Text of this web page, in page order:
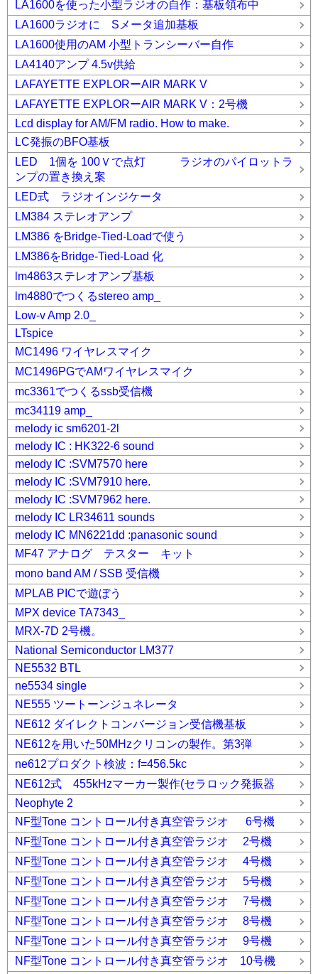
LA1600を使った小型ラジオの自作：基板領布中
LA1600ラジオに Sメータ追加基板
LA1600使用のAM 小型トランシーバー自作
LA4140アンプ 4.5v供給
LAFAYETTE EXPLORーAIR MARK V
LAFAYETTE EXPLORーAIR MARK V：2号機
Lcd display for AM/FM radio. How to make.
LC発振のBFO基板
LED 1個を 100Ｖで点灯 ラジオのパイロットラ
ンプの置き換え案
LED式 ラジオインジケータ
LM384 ステレオアンプ
LM386 をBridge-Tied-Loadで使う
LM386をBridge-Tied-Load 化
lm4863ステレオアンプ基板
lm4880でつくるstereo amp_
Low-v Amp 2.0_
LTspice
MC1496 ワイヤレスマイク
MC1496PGでAMワイヤレスマイク
mc3361でつくるssb受信機
mc34119 amp_
melody ic sm6201-2l
melody IC : HK322-6 sound
melody IC :SVM7570 here
melody IC :SVM7910 here.
melody IC :SVM7962 here.
melody IC LR34611 sounds
melody IC MN6221dd :panasonic sound
MF47 アナログ テスター キット
mono band AM / SSB 受信機
MPLAB PICで遊ぼう
MPX device TA7343_
MRX-7D 2号機。
National Semiconductor LM377
NE5532 BTL
ne5534 single
NE555 ツートーンジュネレータ
NE612 ダイレクトコンバージョン受信機基板
NE612を用いた50MHzクリコンの製作。第3弾
ne612プロダクト検波：f=456.5kc
NE612式 455kHzマーカー製作(セラロック発振器
Neophyte 2
NF型Tone コントロール付き真空管ラジオ 6号機
NF型Tone コントロール付き真空管ラジオ 2号機
NF型Tone コントロール付き真空管ラジオ 4号機
NF型Tone コントロール付き真空管ラジオ 5号機
NF型Tone コントロール付き真空管ラジオ 7号機
NF型Tone コントロール付き真空管ラジオ 8号機
NF型Tone コントロール付き真空管ラジオ 9号機
NF型Tone コントロール付き真空管ラジオ 10号機